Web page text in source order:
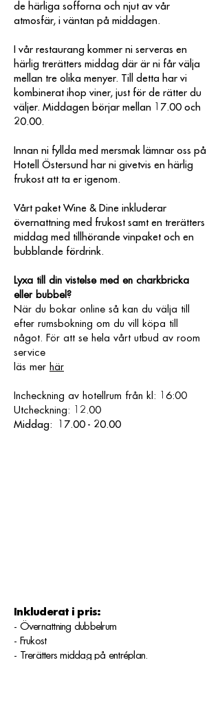
de härliga sofforna och njut av vår
atmosfär, i väntan på middagen.
I vår restaurang kommer ni serveras en
härlig trerätters middag där är ni får välja
mellan tre olika menyer. Till detta har vi
kombinerat ihop viner, just för de rätter du
väljer. Middagen börjar mellan 17.00 och
20.00.
Innan ni fyllda med mersmak lämnar oss på
Hotell Östersund har ni givetvis en härlig
frukost att ta er igenom.
Vårt paket Wine & Dine inkluderar
övernattning med frukost samt en trerätters
middag med tillhörande vinpaket och en
bubblande fördrink.
Lyxa till din vistelse med en charkbricka
eller bubbel?
När du bokar online så kan du välja till
efter rumsbokning om du vill köpa till
något. För att se hela vårt utbud av room
service
läs mer här
Incheckning av hotellrum från kl: 16:00
Utcheckning: 12.00
Middag:
17.00 - 20.00
Inkluderat i pris:
- Övernattning dubbelrum
- Frukost
- Trerätters middag på entréplan.